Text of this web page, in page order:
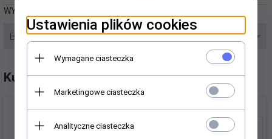
WYBIERZ GRATIS:
BEZ GRATISU
Kup do kompletu:
Opakowanie prezentowe tuba
Subway 16,5 x 10 cm - mała
Ilość
Ustawienia plików cookies
Wymagane ciasteczka
Marketingowe ciasteczka
Analityczne ciasteczka